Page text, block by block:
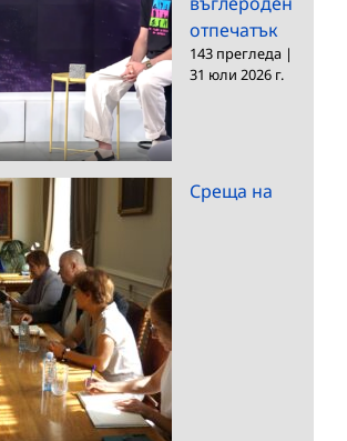
отпечатък
143 прегледа |
31 юли 2026 г.
Среща на